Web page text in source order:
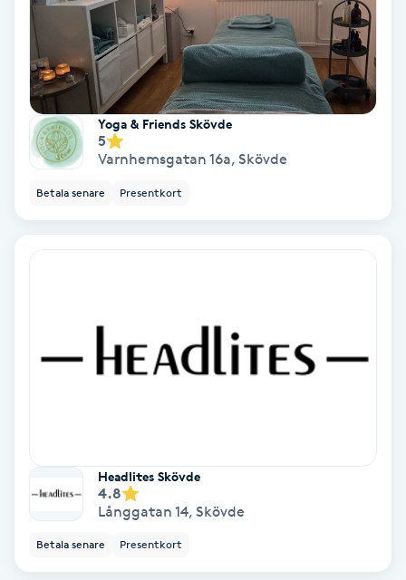
Pigmentfläckar
Plastikkirurgi
Powder brows
Power Yoga
PRX-T33
Rakning
Reflexologi
Yoga & Friends Skövde
5
Varnhemsgatan 16a, Skövde
Betala senare Presentkort
Headlites Skövde
4.8
Långgatan 14, Skövde
Betala senare Presentkort